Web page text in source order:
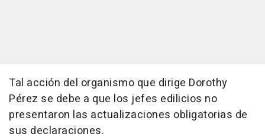
Tal acción del organismo que dirige Dorothy
Pérez se debe a que los jefes edilicios no
presentaron las actualizaciones obligatorias de
sus declaraciones.